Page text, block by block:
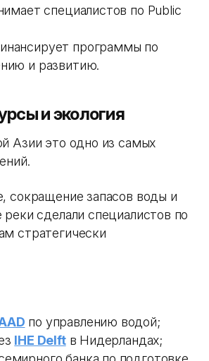
специалистов по Public
программы по
и развитию.
и экология
Азии это одно из самых
сокращение запасов воды и
реки сделали специалистов по
стратегически
по управлению водой;
IHE Delftв Нидерландах;